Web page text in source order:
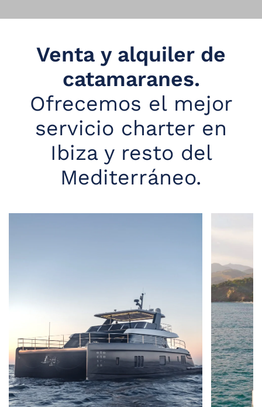
Venta y alquiler de
catamaranes.
Ofrecemos el mejor
servicio charter en
Ibiza y resto del
Mediterráneo.